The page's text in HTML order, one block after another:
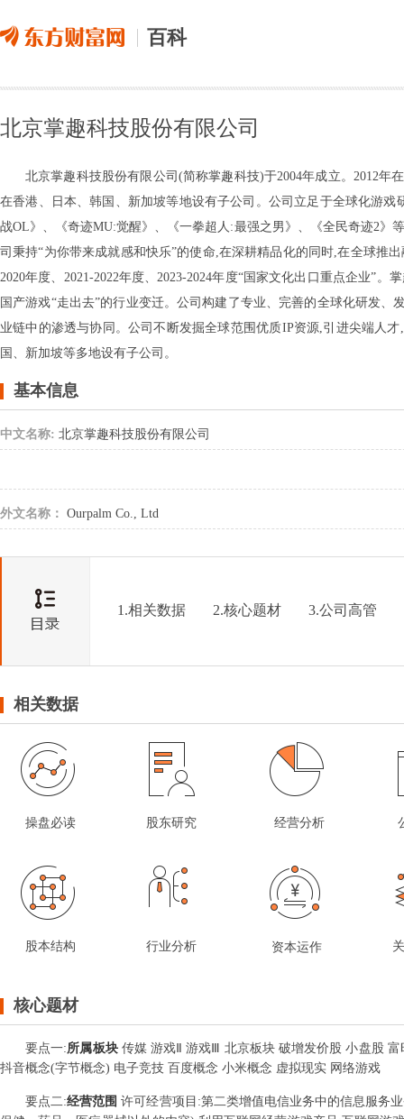
百科
北京掌趣科技股份有限公司
北京掌趣科技股份有限公司(简称掌趣科技)于2004年成立。2012
在香港、日本、韩国、新加坡等地设有子公司。公司立足于全球化游
战OL》、《奇迹MU:觉醒》、《一拳超人:最强之男》、《全民奇迹2》
司秉持“为你带来成就感和快乐”的使命,在深耕精品化的同时,在全球推
2020年度、2021-2022年度、2023-2024年度“国家文化出口重点企业”
国产游戏“走出去”的行业变迁。公司构建了专业、完善的全球化研发
业链中的渗透与协同。公司不断发掘全球范围优质IP资源,引进尖端人
国、新加坡等多地设有子公司。
基本信息
中文名称: 北京掌趣科技股份有限公司
外文名称： Ourpalm Co., Ltd
1.相关数据 2.核心题材 3.公司高管
相关数据
操盘必读 股东研究 经营分析
股本结构 行业分析 资本运作
核心题材
要点一:所属板块 传媒 游戏Ⅱ 游戏Ⅲ 北京板块 破增发价股 小盘股
抖音概念(字节概念) 电子竞技 百度概念 小米概念 虚拟现实 网络游戏
要点二:经营范围许可经营项目:第二类增值电信业务中的信息服务